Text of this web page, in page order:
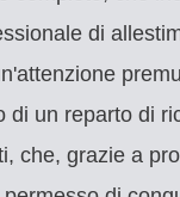
di
di un reparto di
che, grazie a